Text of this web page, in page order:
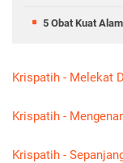
5 Obat Kuat
Krispatih - Melekat
Krispatih -
Krispatih -